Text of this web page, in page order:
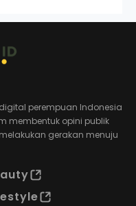
perempuan Indonesia
membentuk opini publik
gerakan menuju